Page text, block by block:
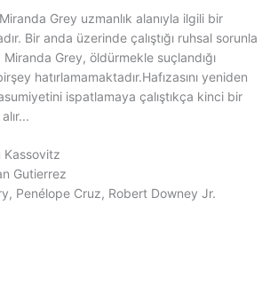
Grey uzmanlık alanıyla ilgili bir
Bir anda üzerinde çalıştığı ruhsal sorunla
Miranda Grey, öldürmekle suçlandığı
hatırlamamaktadır.Hafızasını yeniden
ispatlamaya çalıştıkça kinci bir
Kassovitz
Gutierrez
Penélope Cruz, Robert Downey Jr.